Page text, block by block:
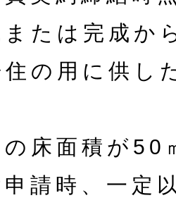
または完成か
住の用に供し
の床面積が50
申請時、一定